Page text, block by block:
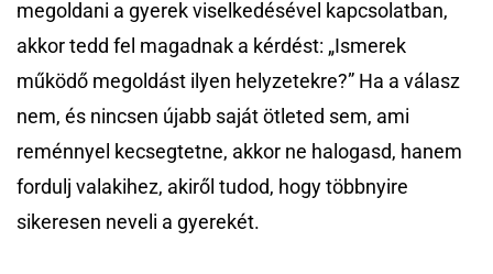
megoldani a gyerek viselkedésével kapcsolatban,
akkor tedd fel magadnak a kérdést: „Ismerek
működő megoldást ilyen helyzetekre?” Ha a válasz
nem, és nincsen újabb saját ötleted sem, ami
reménnyel kecsegtetne, akkor ne halogasd, hanem
fordulj valakihez, akiről tudod, hogy többnyire
sikeresen neveli a gyerekét.